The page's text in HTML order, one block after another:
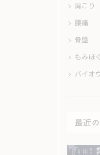
肩こり
腰痛
骨盤
もみほ
バイオ
最近